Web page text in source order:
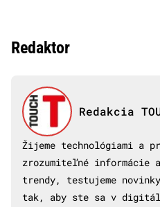
Redaktor
Redakcia
Žijeme technológiami a
zrozumiteľné informácie
trendy, testujeme
tak, aby ste sa v